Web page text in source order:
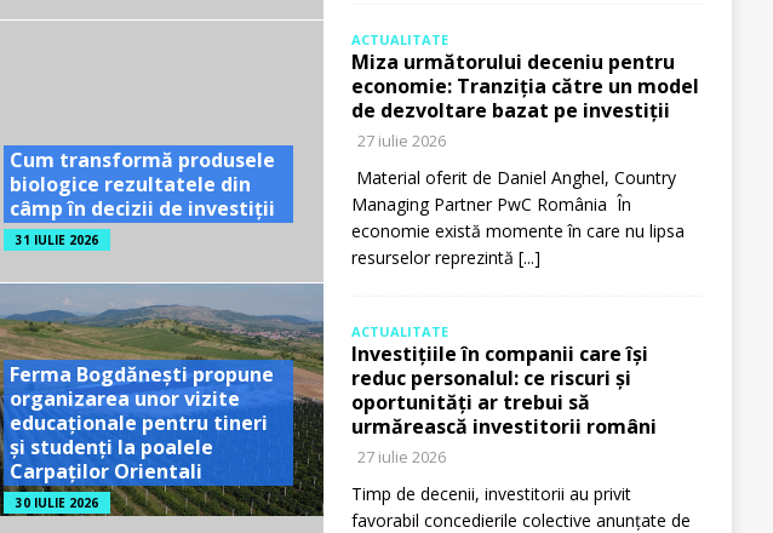
Cum transformă produsele
biologice rezultatele din
câmp în decizii de investiții
31 IULIE 2026
Ferma Bogdănești propune
organizarea unor vizite
educaționale pentru tineri
și studenți la poalele
Carpaților Orientali
30 IULIE 2026
ACTUALITATE
Miza următorului deceniu pentru
economie: Tranziția către un model
de dezvoltare bazat pe investiții
27 iulie 2026
Material oferit de Daniel Anghel, Country
Managing Partner PwC România În
economie există momente în care nu lipsa
resurselor reprezintă [...]
ACTUALITATE
Investițiile în companii care își
reduc personalul: ce riscuri și
oportunități ar trebui să
urmărească investitorii români
27 iulie 2026
Timp de decenii, investitorii au privit
favorabil concedierile colective anunțate de